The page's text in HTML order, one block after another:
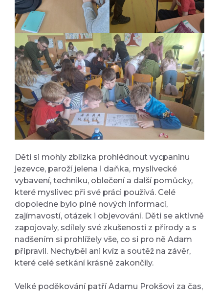
Děti si mohly zblízka prohlédnout vycpaninu
jezevce, paroží jelena i daňka, myslivecké
vybavení, techniku, oblečení a další pomůcky,
které myslivec při své práci používá. Celé
dopoledne bylo plné nových informací,
zajímavostí, otázek i objevování. Děti se aktivně
zapojovaly, sdílely své zkušenosti z přírody a s
nadšením si prohlížely vše, co si pro ně Adam
připravil. Nechyběl ani kvíz a soutěž na závěr,
které celé setkání krásně zakončily.
Velké poděkování patří Adamu Prokšovi za čas,